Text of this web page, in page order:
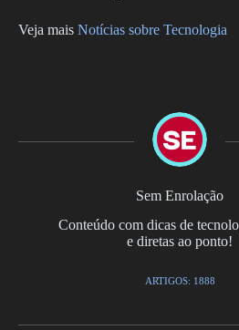
Veja mais Notícias sobre Tecnologia
Sem Enrolação
Conteúdo com dicas de
e diretas ao ponto!
ARTIGOS: 1888